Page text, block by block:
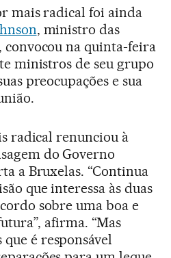
mais radical foi ainda
, ministro das
convocou na quinta-feira
ministros de seu grupo
preocupações e sua
radical renunciou à
do Governo
a Bruxelas. “Continua
que interessa às duas
sobre uma boa e
afirma. “Mas
é responsável